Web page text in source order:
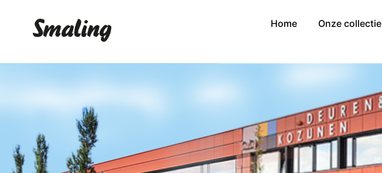
Home Onze collectie